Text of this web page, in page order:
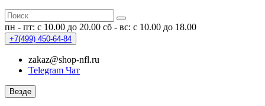
пн - пт: с 10.00 до 20.00 сб - вс: с 10.00 до 18.00
+7(499) 450-64-84
zakaz@shop-nfl.ru
Telegram Чат
Везде